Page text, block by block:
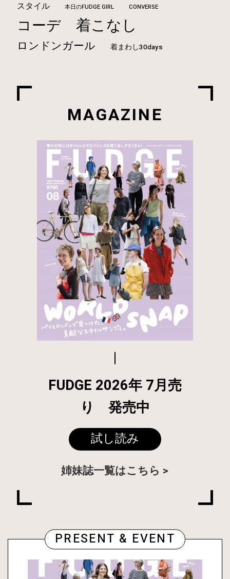
スタイル 本日のFUDGE GIRL CONVERSE
コーデ 着こなし
ロンドンガール 着まわし30days
MAGAZINE
FUDGE 2026年 7月売
り 発売中
試し読み
姉妹誌一覧はこちら
PRESENT & EVENT